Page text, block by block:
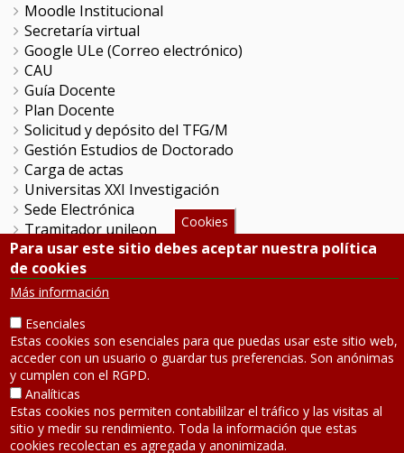
Moodle Institucional
Secretaría virtual
Google ULe (Correo electrónico)
CAU
Guía Docente
Plan Docente
Solicitud y depósito del TFG/M
Gestión Estudios de Doctorado
Carga de actas
Universitas XXI Investigación
Sede Electrónica
Tramitador unileon
Perfil del Contratante
Portal del Empleado
Servicio de Informática y Comunicaciones
SÍGUENOS
Aviso legal -Política de privacidad
Mapa de la web
Cookies
Para usar este sitio debes aceptar nuestra política
de cookies
Más información
Esenciales
Estas cookies son esenciales para que puedas usar este sitio web,
acceder con un usuario o guardar tus preferencias. Son anónimas
y cumplen con el RGPD.
Analíticas
Estas cookies nos permiten contabililzar el tráfico y las visitas al
sitio y medir su rendimiento. Toda la información que estas
cookies recolectan es agregada y anonimizada.